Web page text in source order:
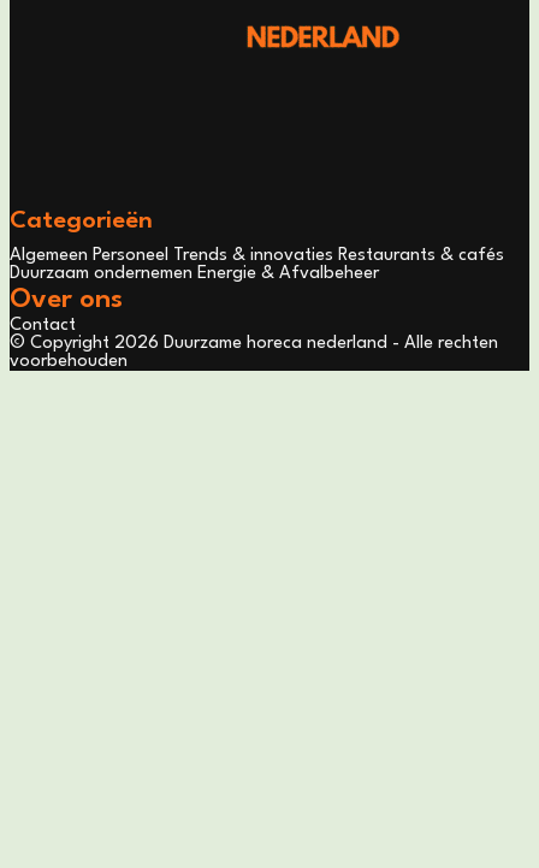
Categorieën
Algemeen Personeel Trends & innovaties Restaurants & cafés
Duurzaam ondernemen Energie & Afvalbeheer
Over ons
Contact
© Copyright 2026 Duurzame horeca nederland - Alle rechten
voorbehouden